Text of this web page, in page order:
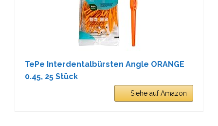
TePe Interdentalbürsten Angle ORANGE
0.45, 25 Stück
Siehe auf Amazon